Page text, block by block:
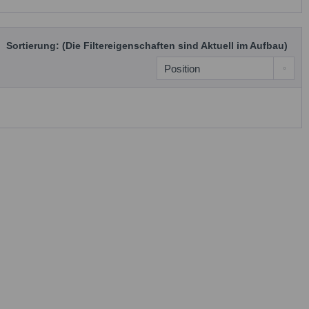
Sortierung: (Die Filtereigenschaften sind Aktuell im Aufbau)